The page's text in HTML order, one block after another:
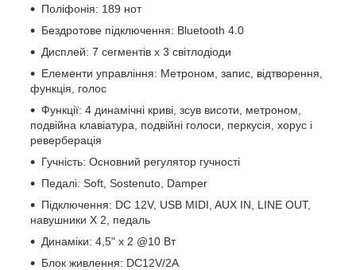
Поліфонія: 189 нот
Бездротове підключення: Bluetooth 4.0
Дисплей: 7 сегментів х 3 світлодіоди
Елементи управління: Метроном, запис, відтворення,
функція, голос
Функції: 4 динамічні криві, зсув висоти, метроном,
подвійна клавіатура, подвійні голоси, перкусія, хорус і
реверберація
Гучність: Основний регулятор гучності
Педалі: Soft, Sostenuto, Damper
Підключення: DC 12V, USB MIDI, AUX IN, LINE OUT,
навушники X 2, педаль
Динаміки: 4,5" x 2 @10 Вт
Блок живлення: DC12V/2A